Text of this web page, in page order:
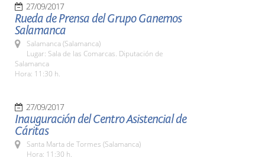
27/09/2017
Rueda de Prensa del Grupo Ganemos
Salamanca
Salamanca (Salamanca)
Lugar: Sala de las Comarcas. Diputación de
Salamanca
Hora: 11:30 h.
27/09/2017
Inauguración del Centro Asistencial de
Cáritas
Santa Marta de Tormes (Salamanca)
Hora: 11:30 h.